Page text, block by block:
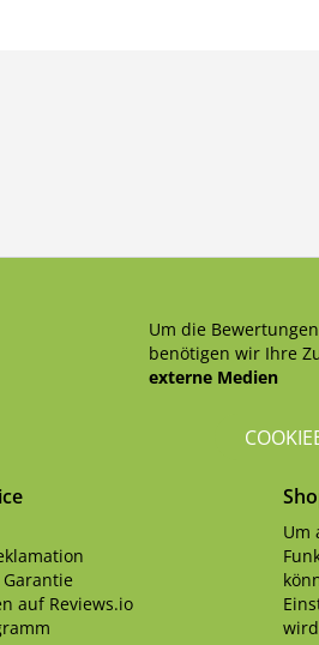
Um die
benötigen wir Ihre
externe Medien
Garantie
auf Reviews.io
Um